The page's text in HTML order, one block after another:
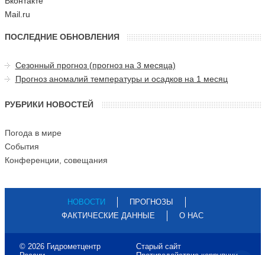
Mail.ru
ПОСЛЕДНИЕ ОБНОВЛЕНИЯ
Сезонный прогноз (прогноз на 3 месяца)
Прогноз аномалий температуры и осадков на 1 месяц
РУБРИКИ НОВОСТЕЙ
Погода в мире
События
Конференции, совещания
НОВОСТИ
ПРОГНОЗЫ
ФАКТИЧЕСКИЕ ДАННЫЕ
О НАС
© 2026 Гидрометцентр
Старый сайт